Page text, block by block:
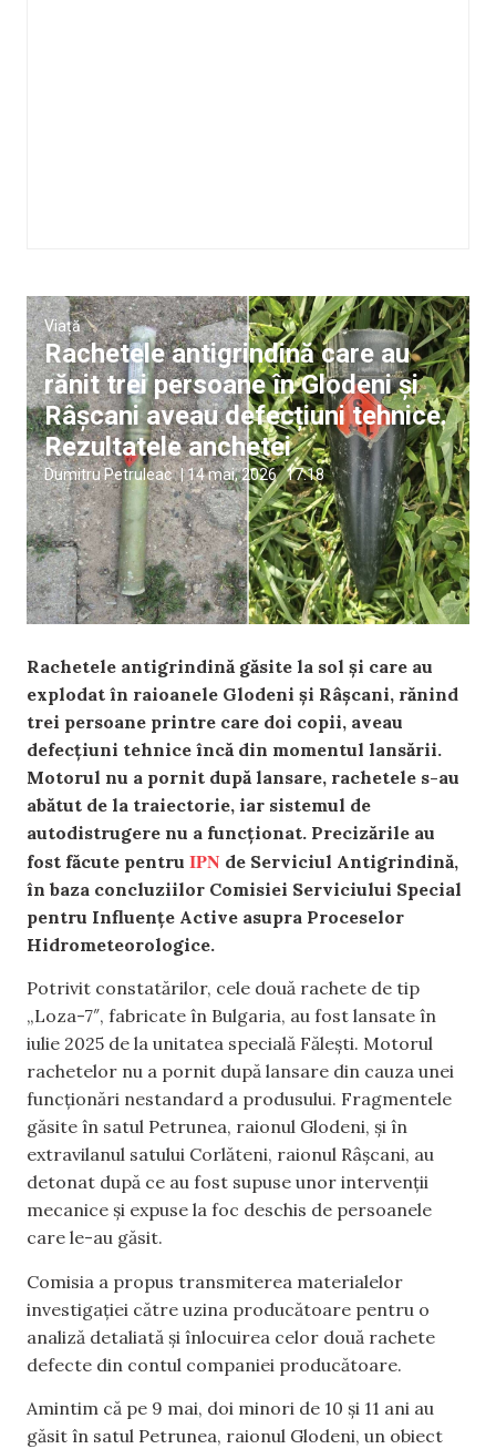
Viață
Rachetele antigrindină care au
rănit trei persoane în Glodeni și
Râșcani aveau defecțiuni tehnice.
Rezultatele anchetei
Dumitru Petruleac |14 mai, 2026 17:18
Rachetele antigrindină găsite la sol și care au
explodat în raioanele Glodeni și Râșcani, rănind
trei persoane printre care doi copii, aveau
defecțiuni tehnice încă din momentul lansării.
Motorul nu a pornit după lansare, rachetele s-au
abătut de la traiectorie, iar sistemul de
autodistrugere nu a funcționat. Precizările au
fost făcute pentru IPN de Serviciul Antigrindină,
în baza concluziilor Comisiei Serviciului Special
pentru Influențe Active asupra Proceselor
Hidrometeorologice.
Potrivit constatărilor, cele două rachete de tip
„Loza-7″, fabricate în Bulgaria, au fost lansate în
iulie 2025 de la unitatea specială Fălești. Motorul
rachetelor nu a pornit după lansare din cauza unei
funcționări nestandard a produsului. Fragmentele
găsite în satul Petrunea, raionul Glodeni, și în
extravilanul satului Corlăteni, raionul Râșcani, au
detonat după ce au fost supuse unor intervenții
mecanice și expuse la foc deschis de persoanele
care le-au găsit.
Comisia a propus transmiterea materialelor
investigației către uzina producătoare pentru o
analiză detaliată și înlocuirea celor două rachete
defecte din contul companiei producătoare.
Amintim că pe 9 mai, doi minori de 10 și 11 ani au
găsit în satul Petrunea, raionul Glodeni, un obiect